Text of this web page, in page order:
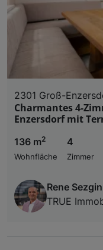
2301 Groß-
Charmantes 4-
Enzersdorf mit
136 m2
Wohnfläche
4
Zimmer
Rene Sezgin
TRUE